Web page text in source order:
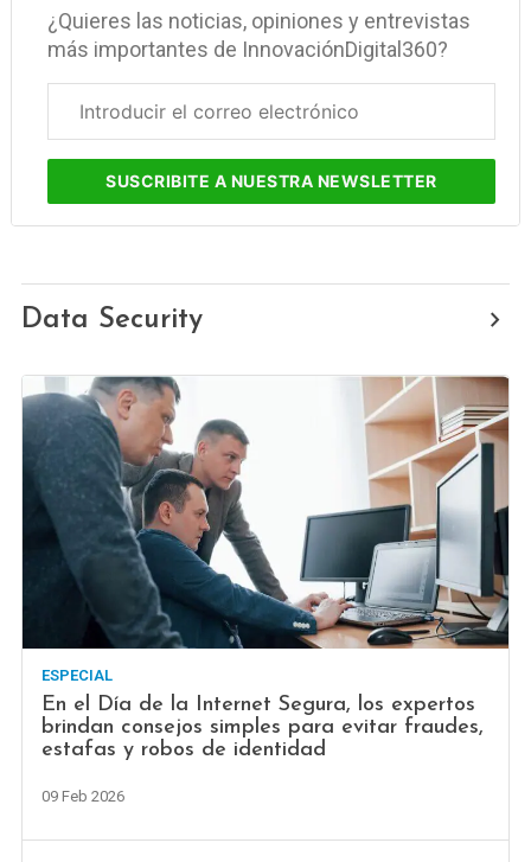
¿Quieres las noticias, opiniones y entrevistas
más importantes de InnovaciónDigital360?
electrónico
SUSCRIBITE A NUESTRA NEWSLETTER
Data Security
ESPECIAL
En el Día de la Internet Segura, los expertos
brindan consejos simples para evitar fraudes,
estafas y robos de identidad
09 Feb 2026